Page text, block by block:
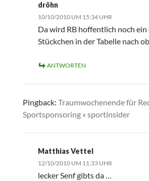
dröhn
10/10/2010 UM 15:34 UHR
Da wird RB hoffentlich noch ein
Stückchen in der Tabelle nach
ANTWORTEN
Pingback: Traumwochenende für
Sportsponsoring « sportinsider
Matthias Vettel
12/10/2010 UM 11:33 UHR
lecker Senf gibts da …